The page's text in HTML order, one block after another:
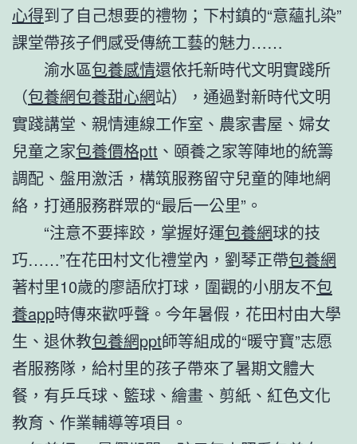
心得到了自己想要的禮物；下村鎮的“意蘊扎染”
課堂帶孩子們感受傳統工藝的魅力……
渝水區包養感情還依托新時代文明實踐所
（包養網包養甜心網站），通過對新時代文明
實踐講堂、親情連線工作室、農家書屋、婦女
兒童之家包養價格ptt 、頤養之家等陣地的統籌
調配、盤用激活，構筑服務留守兒童的陣地網
絡，打通服務群眾的“最后一公里”。
“注意不要摔跤，掌握好運包養網球的技
巧……”在花田村文化禮堂內，劉琴正帶包養網
著村里10歲的廖語欣打球，圍觀的小朋友不包
養app時傳來歡呼聲。今年暑假，花田村由大學
生、退休教包養網ppt師等組成的“暖守寶”志愿
者服務隊，給村里的孩子帶來了暑期文體大
餐，有乒乓球、籃球、繪畫、剪紙、紅色文化
教育、作業輔導等項目。